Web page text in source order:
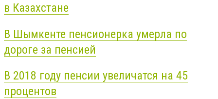
в Казахстане
В Шымкенте пенсионерка умерла по
дороге за пенсией
В 2018 году пенсии увеличатся на 45
процентов